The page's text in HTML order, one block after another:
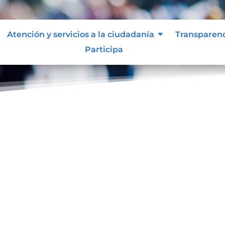
Atención y servicios a la ciudadanía
Participa